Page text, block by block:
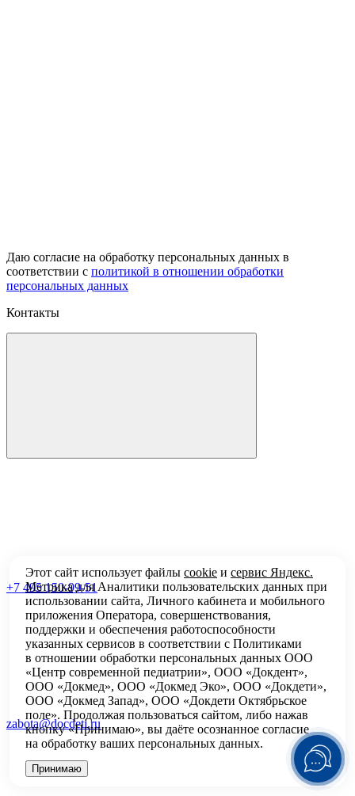
Даю согласие на обработку персональных данных в
соответствии с политикой в отношении обработки
персональных данных
Контакты
+7 495 150-99-51
zabota@docdeti.ru
Этот сайт использует файлы cookie и сервис Яндекс.
Метрикадля Аналитики пользовательских данных при
использовании сайта, Личного кабинета и мобильного
приложения Оператора, совершенствования,
поддержки и обеспечения работоспособности
указанных сервисов в соответствии с Политиками
в отношении обработки персональных данных ООО
«Центр современной педиатрии», ООО «Докдент»,
ООО «Докмед», ООО «Докмед Эко», ООО «Докдети»,
ООО «Докмед Запад», ООО «Докдети Октябрьское
поле». Продолжая пользоваться сайтом, либо нажав
кнопку «Принимаю», вы даёте осознанное согласие
на обработку ваших персональных данных.
Принимаю